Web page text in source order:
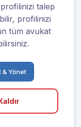
talep
profilinizi
tüm avukat
& Yönet